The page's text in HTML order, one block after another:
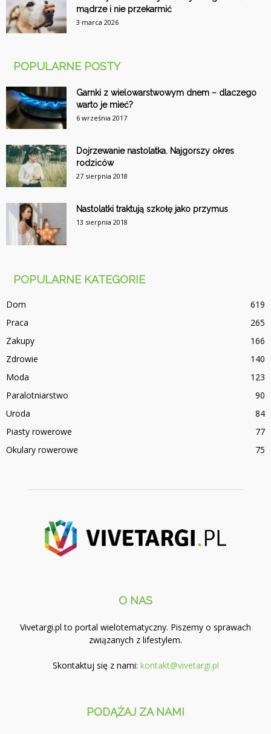
mądrze i nie przekarmić
3 marca 2026
POPULARNE POSTY
Garnki z wielowarstwowym dnem – dlaczego
warto je mieć?
6 września 2017
Dojrzewanie nastolatka. Najgorszy okres
rodziców
27 sierpnia 2018
Nastolatki traktują szkołę jako przymus
13 sierpnia 2018
POPULARNE KATEGORIE
Dom
619
Praca
265
Zakupy
166
Zdrowie
140
Moda
123
Paralotniarstwo
90
Uroda
84
Piasty rowerowe
77
Okulary rowerowe
75
O NAS
Vivetargi.pl to portal wielotematyczny. Piszemy o sprawach
związanych z lifestylem.
Skontaktuj się z nami: kontakt@vivetargi.pl
PODĄŻAJ ZA NAMI